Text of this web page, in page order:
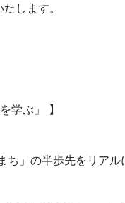
します。
学ぶ」 】
」の半歩先をリアル